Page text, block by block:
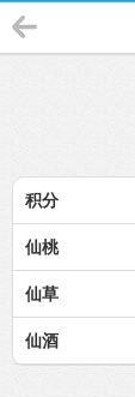
积分
仙桃
仙草
仙酒